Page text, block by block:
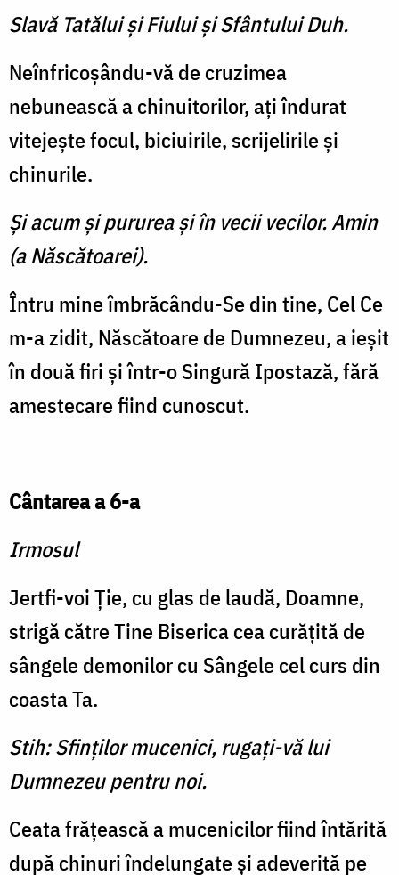
Slavă Tatălui şi Fiului şi Sfântului Duh.
Neînfricoşându-vă de cruzi­mea
nebunească a chinuitorilor, aţi îndurat
vitejeşte focul, bi­ciuirile, scrijelirile şi
chinurile.
Şi acum şi pururea şi în vecii vecilor. Amin
(a Născătoarei).
Întru mine îmbrăcându-Se din tine, Cel Ce
m-a zidit, Năs­cătoare de Dumnezeu, a ieşit
în două firi şi într-o Singură Ipostază, fără
amestecare fiind cunoscut.
Cântarea a 6-a
Irmosul
Jertfi-voi Ţie, cu glas de laudă, Doamne,
strigă către Tine Biserica cea curăţită de
sângele demonilor cu Sângele cel curs din
coasta Ta.
Stih: Sfinţilor mucenici, rugaţi-vă lui
Dumnezeu pentru noi.
Ceata frăţească a muceni­cilor fiind întărită
după chinuri îndelungate şi adeverită pe